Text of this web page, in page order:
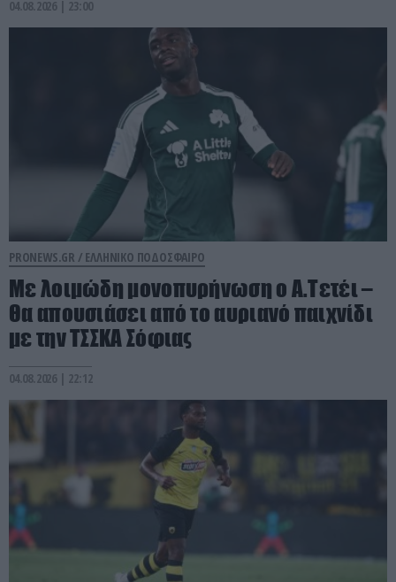
04.08.2026 | 23:00
PRONEWS.GR / ΕΛΛΗΝΙΚΟ ΠΟΔΟΣΦΑΙΡΟ
Με λοιμώδη μονοπυρήνωση ο Α.Τετέι –
Θα απουσιάσει από το αυριανό παιχνίδι
με την ΤΣΣΚΑ Σόφιας
04.08.2026 | 22:12